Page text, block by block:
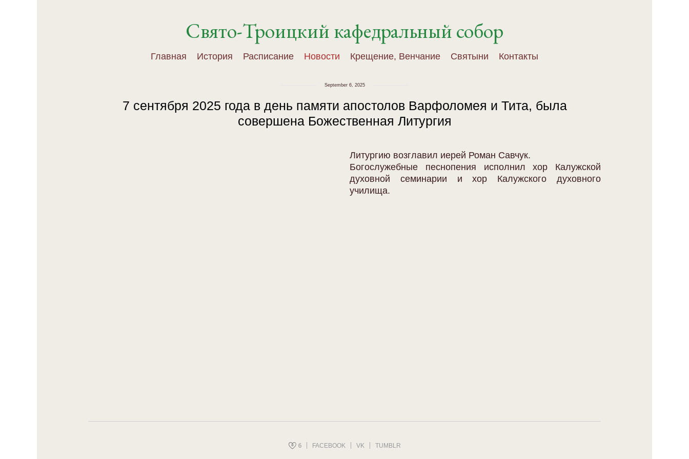
Свято-Троицкий кафедральный собор
Главная История Расписание Новости Крещение, Венчание Святыни Контакты
September 6, 2025
7 сентября 2025 года в день памяти апостолов Варфоломея и Тита, была
совершена Божественная Литургия
Литургию возглавил иерей Роман Савчук.
Богослужебные песнопения исполнил хор Калужской
духовной семинарии и хор Калужского духовного
училища.
6 FACEBOOK VK TUMBLR